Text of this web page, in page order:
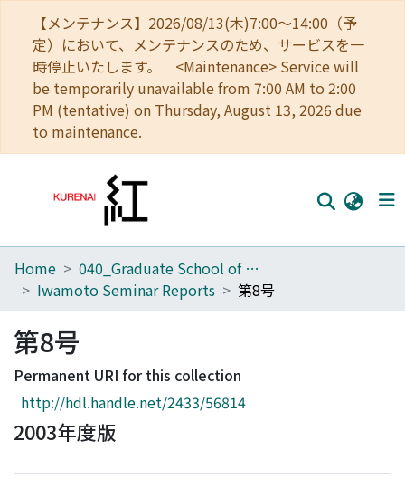
【メンテナンス】2026/08/13(木)7:00～14:00（予
定）において、メンテナンスのため、サービスを一
時停止いたします。 <Maintenance> Service will
be temporarily unavailable from 7:00 AM to 2:00
PM (tentative) on Thursday, August 13, 2026 due
to maintenance.
Home
Browse
Download Ranking
Access Statistics
Home
040_Graduate School of Economics
Iwamoto Seminar Reports
第8号
第8号
Permanent URI for this collection
http://hdl.handle.net/2433/56814
2003年度版